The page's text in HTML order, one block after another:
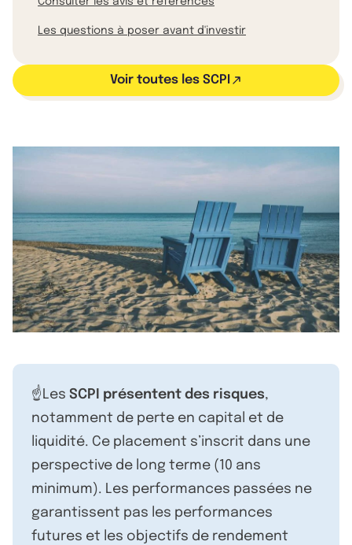
Les questions à poser avant d'investir
Voir toutes les SCPI
☝️Les SCPI présentent des risques,
notamment de perte en capital et de
liquidité. Ce placement s’inscrit dans une
perspective de long terme (10 ans
minimum). Les performances passées ne
garantissent pas les performances
futures et les objectifs de rendement